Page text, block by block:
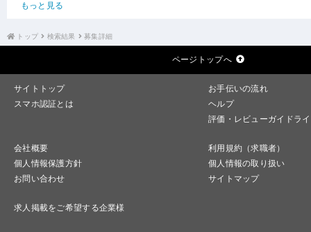
もっと見る
トップ 検索結果 募集詳細
ページトップへ
サイトトップ
お手伝いの流れ
スマホ認証とは
ヘルプ
評価・レビューガイドラ
会社概要
利用規約（求職者）
個人情報保護方針
個人情報の取り扱い
お問い合わせ
サイトマップ
求人掲載をご希望する企業様